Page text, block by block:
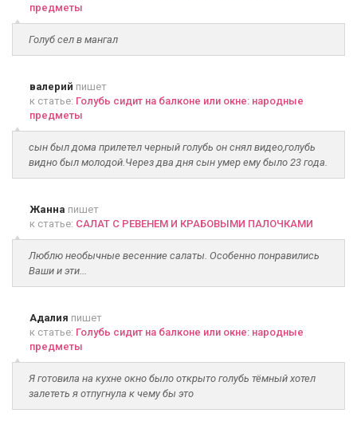
предметы
Голуб сел в мангал
валерий пишет
к статье: Голубь сидит на балконе или окне: народные
предметы
сын был дома прилетел черный голубь он снял видео,голубь
видно был молодой.Через два дня сын умер ему было 23 года.
Жанна пишет
к статье: САЛАТ С РЕВЕНЕМ И КРАБОВЫМИ ПАЛОЧКАМИ
Люблю необычные весенние салаты. Особенно понравились
Ваши и эти...
Адалия пишет
к статье: Голубь сидит на балконе или окне: народные
предметы
Я готовила на кухне окно было открыто голубь тёмный хотел
залететь я отпугнула к чему бы это